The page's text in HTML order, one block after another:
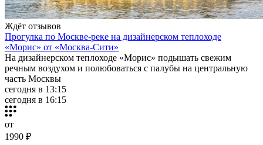
Ждёт отзывов
Прогулка по Москве-реке на дизайнерском теплоходе
«Морис» от «Москва-Сити»
На дизайнерском теплоходе «Морис» подышать свежим
речным воздухом и полюбоваться с палубы на центральную
часть Москвы
сегодня в 13:15
сегодня в 16:15
от
1990 ₽